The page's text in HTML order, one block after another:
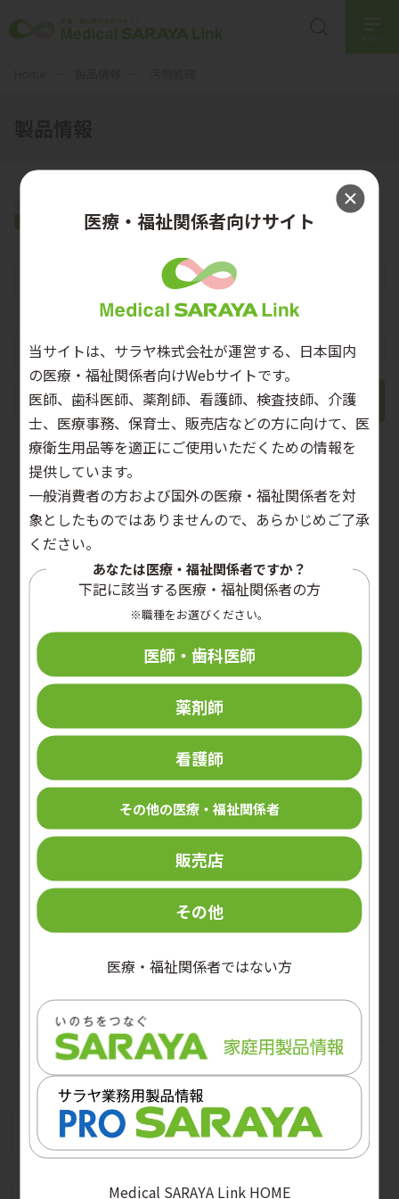
汚物処理
ベッドパンウォッシャー
汚物処理ツール
手指衛生
手指消毒剤
ハンドソープ
ハンドケア剤
ディスペンサー
手洗い機器
容器
関連用品
教育用ツール
外皮消毒剤
殺菌消毒剤
アルコール含浸綿
個人防護具
マスク
ガウン・エプロン
その他PPE
関連用品
メディカルスキンケア
ヘアケア・ボディケア
創傷ケア
パーソナルケア
口腔ケア
介助支援機器
栄養改善
高齢者向け食品
低カロリー食品
熱中症対策
医療安全
医療廃棄物回収容器
駆血帯
環境衛生
機器
環境用除菌クロス
ディスペンサー
ランドリー
消臭・芳香剤
汚物処理
ベッドパンウォッシャー
汚物処理ツール
器具の洗浄・消毒・滅菌
滅菌器
洗浄器
洗浄剤
メンテナンス剤
透析用洗浄剤
手指消毒剤
アルコール製剤
除菌・漂白剤
洗浄剤
再生医療
SOFORO
医療・福祉関係者向けサイト
当サイトは、サラヤ株式会社が運営する、日本国内
の医療・福祉関係者向けWebサイトです。
医師、歯科医師、薬剤師、看護師、検査技師、介護
士、医療事務、保育士、販売店などの方に向けて、医
療衛生用品等を適正にご使用いただくための情報を
提供しています。
一般消費者の方および国外の医療・福祉関係者を対
象としたものではありませんので、あらかじめご了承
ください。
あなたは医療・福祉関係者ですか？
下記に該当する医療・福祉関係者の方
※職種をお選びください。
医師・歯科医師
薬剤師
看護師
その他の医療・福祉関係者
販売店
その他
医療・福祉関係者ではない方
Medical SARAYA Link HOME
関連サイト